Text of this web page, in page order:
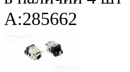
A:285662